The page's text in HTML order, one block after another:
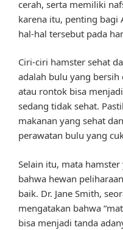
cerah, serta memiliki
karena itu, penting bagi
hal-hal tersebut pada
Ciri-ciri hamster sehat
adalah bulu yang
atau rontok bisa
sedang tidak sehat.
makanan yang sehat
perawatan bulu yang
Selain itu, mata
bahwa hewan
baik. Dr. Jane Smith,
mengatakan bahwa
bisa menjadi tanda